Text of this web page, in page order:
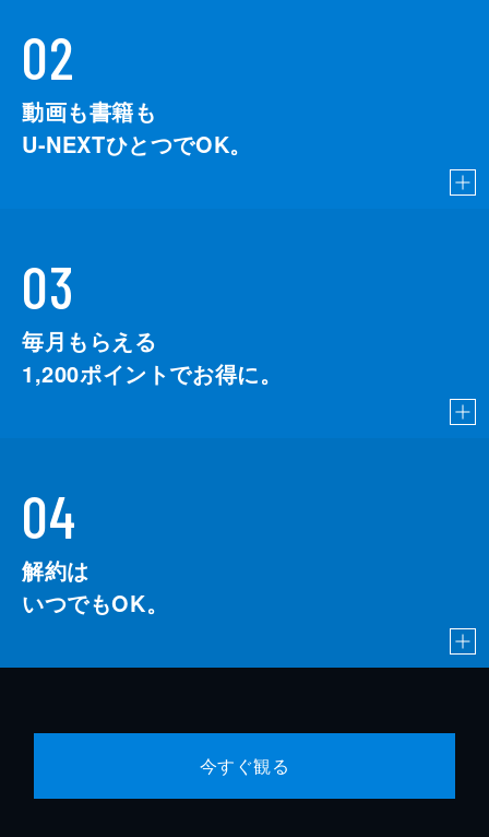
02
動画も書籍も
U-NEXTひとつでOK。
03
毎月もらえる
1,200ポイントでお得に。
04
解約は
いつでもOK。
今すぐ観る